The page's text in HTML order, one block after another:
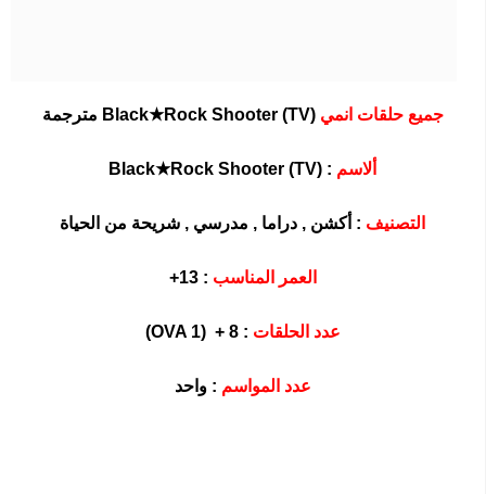
جميع حلقات انمي (Black★Rock Shooter (TV مترجمة
ألاسم : (Black★Rock Shooter (TV
التصنيف : أكشن , دراما , مدرسي , شريحة من الحياة
العمر المناسب : 13+
عدد الحلقات : 8 + (OVA 1)
عدد المواسم : واحد